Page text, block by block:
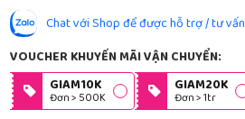
Chat với Shop để được hỗ trợ / tư vấn
VOUCHER KHUYẾN MÃI VẬN CHUYỂN:
GIAM10K
Đơn > 500K
GIAM20K
Đơn > 1tr